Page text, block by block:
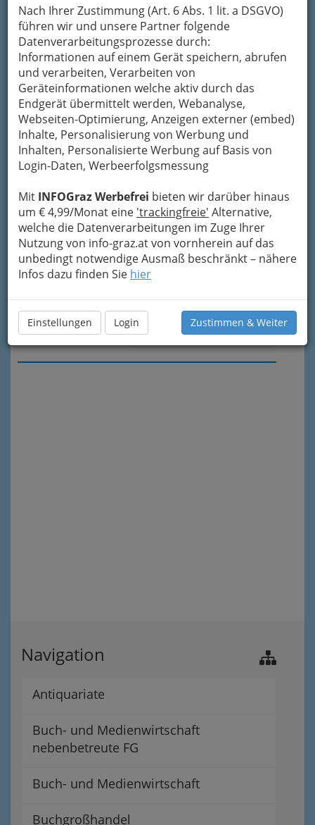
Nach Ihrer Zustimmung (Art. 6 Abs. 1 lit. a DSGVO)
führen wir und unsere Partner folgende
Datenverarbeitungsprozesse durch:
Informationen auf einem Gerät speichern, abrufen
und verarbeiten, Verarbeiten von
Geräteinformationen welche aktiv durch das
Endgerät übermittelt werden, Webanalyse,
Webseiten-Optimierung, Anzeigen externer (embed)
Inhalte, Personalisierung von Werbung und
Inhalten, Personalisierte Werbung auf Basis von
Login-Daten, Werbeerfolgsmessung
Mit INFOGraz Werbefrei bieten wir darüber hinaus
um € 4,99/Monat eine 'trackingfreie' Alternative,
welche die Datenverarbeitungen im Zuge Ihrer
Nutzung von info-graz.at von vornherein auf das
unbedingt notwendige Ausmaß beschränkt – nähere
Infos dazu finden Sie hier
Einstellungen Login Zustimmen & Weiter
Mein Name
Meine Email Adresse
Mein Betreff
Meine Nachricht
Meine Nachricht senden
Navigation
Antiquariate
Buch- und Medienwirtschaft
nebenbetreute FG
Buch- und Medienwirtschaft
Buchgroßhandel